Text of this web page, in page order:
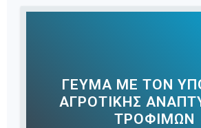
ΓΕΥΜΑ ΜΕ ΤΟΝ
ΑΓΡΟΤΙΚΗΣ
ΤΡΟΦΙΜΩΝ